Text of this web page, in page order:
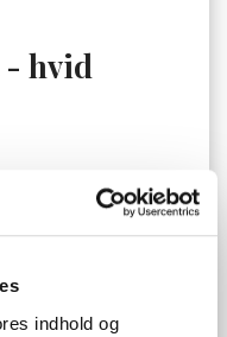
indhold og
- hvid